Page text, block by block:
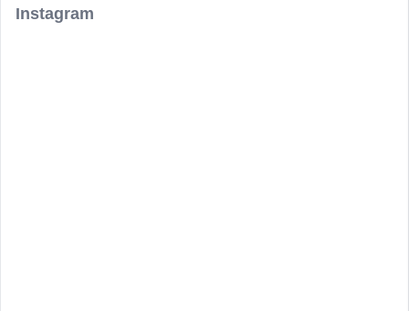
Instagram